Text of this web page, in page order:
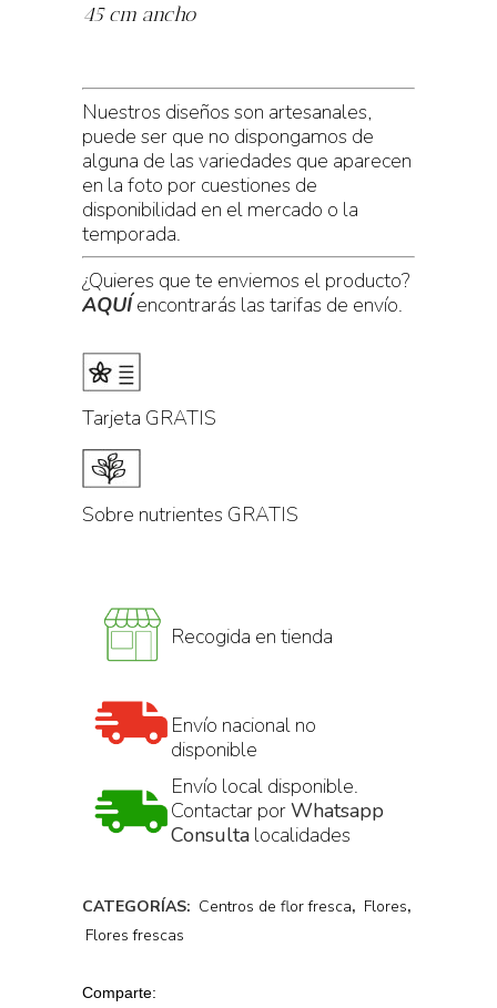
45 cm ancho
Nuestros diseños son artesanales,
puede ser que no dispongamos de
alguna de las variedades que aparecen
en la foto por cuestiones de
disponibilidad en el mercado o la
temporada.
¿Quieres que te enviemos el producto?
AQUÍencontrarás las tarifas de envío.
Tarjeta GRATIS
Sobre nutrientes GRATIS
Recogida en tienda
Envío nacional no
disponible
Envío local disponible.
Contactar porWhatsapp
Consulta localidades
CATEGORÍAS: Centros de flor fresca, Flores,
Flores frescas
Comparte: